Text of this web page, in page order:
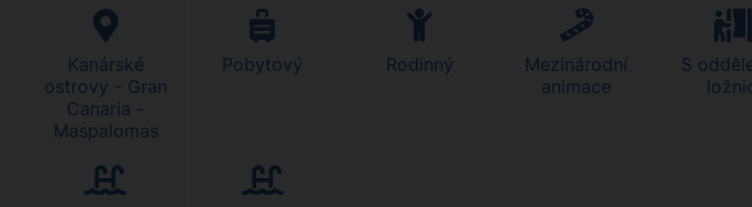
Kanárské
ostrovy - Gran
Canaria -
Maspalomas
Pobytový Rodinný
Mezinárodní
animace
S